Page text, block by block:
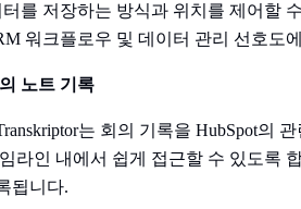
를 저장하는 방식과 위치를 제어할
워크플로우 및 데이터 관리 선호도
노트 기록
는 회의 기록을 HubSpot의
라인 내에서 쉽게 접근할 수 있도록
됩니다.